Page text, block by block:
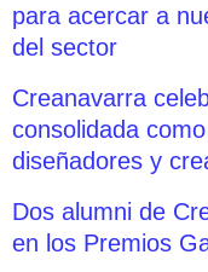
para acercar a
del sector
Creanavarra
consolidada
diseñadores y
Dos alumni de
en los Premios